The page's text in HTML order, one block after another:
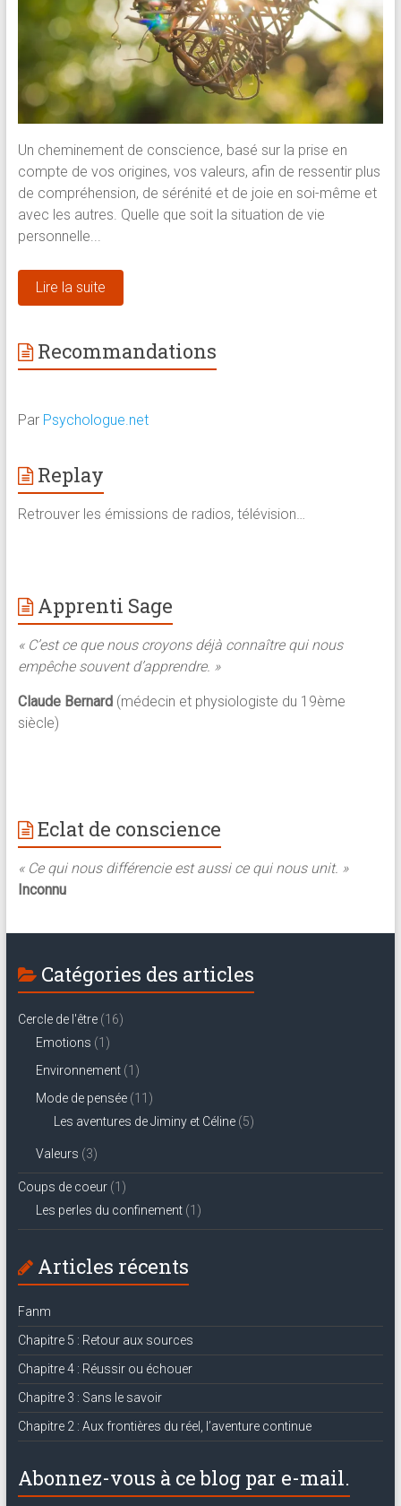
Un cheminement de conscience, basé sur la prise en
compte de vos origines, vos valeurs, afin de ressentir plus
de compréhension, de sérénité et de joie en soi-même et
avec les autres. Quelle que soit la situation de vie
personnelle...
Lire la suite
Recommandations
Par Psychologue.net
Replay
Retrouver les émissions de radios, télévision…
Apprenti Sage
« C’est ce que nous croyons déjà connaître qui nous
empêche souvent d’apprendre. »
Claude Bernard (médecin et physiologiste du 19ème
siècle)
Eclat de conscience
« Ce qui nous différencie est aussi ce qui nous unit. »
Inconnu
Catégories des articles
Cercle de l'être(16)
Emotions (1)
Environnement(1)
Mode de pensée(11)
Les aventures de Jiminy et Céline(5)
Valeurs (3)
Coups de coeur(1)
Les perles du confinement(1)
Articles récents
Fanm
Chapitre 5 : Retour aux sources
Chapitre 4 : Réussir ou échouer
Chapitre 3 : Sans le savoir
Chapitre 2 : Aux frontières du réel, l’aventure continue
Abonnez-vous à ce blog par e-mail.